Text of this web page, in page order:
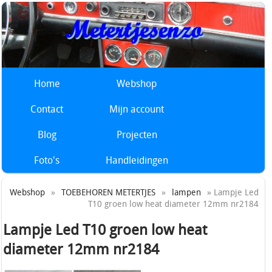
Home
Webshop
Contact
Mijn account
Blog
Projecten
Foto's
Handleidingen
Webshop » TOEBEHOREN METERTJES » lampen » Lampje Led
T10 groen low heat diameter 12mm nr2184
Lampje Led T10 groen low heat
diameter 12mm nr2184